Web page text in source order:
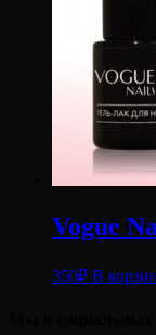
Vogue
350₽ В